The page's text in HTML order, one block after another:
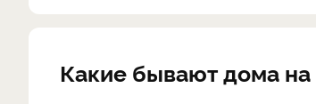
Какие бывают дома